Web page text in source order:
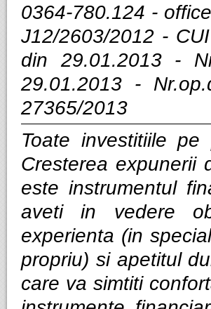
0364-780.124 -
J12/2603/2012 -
din 29.01.2013 -
29.01.2013 -
27365/2013
Toate investitiile
Cresterea expunerii
este instrumentul
aveti in vedere
experienta (in
propriu) si apetitul
care va simtiti